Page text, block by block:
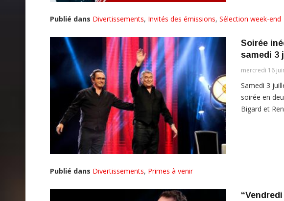
Publié dans Divertissements, Invités des émissions, Sélection week-end
Soirée
samedi 3
mercredi 16
Samedi 3
soirée en
Bigard et
Publié dans Divertissements, Primes à venir